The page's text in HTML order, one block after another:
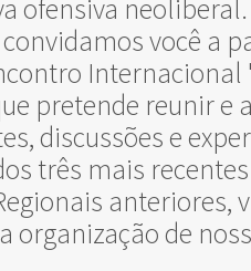
ofensiva
você a
Internacional
pretende reunir e
discussões e
três mais
anteriores,
organização de